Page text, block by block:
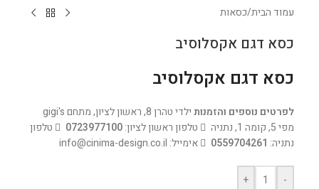
עמוד הבית/כסאות
כסא דגם אקסלוסיב
כסא דגם אקסלוסיב
לפרטים נוספים והזמנותילדי טהרן 8, ראשון לציון, מתחם gigi's
מפי 5, קומה 1, נתניה
טלפון ראשון לציון:0723977100
טלפון
נתניה: 0559704261 אימייל: info@cinima-design.co.il
-
+